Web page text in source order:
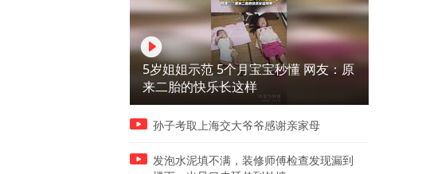
5岁姐姐示范 5个月宝宝秒懂 网友：原
来二胎的快乐长这样
孙子考取上海交大爷爷感谢亲家母
发泡水泥填不满，装修师傅检查发现漏到